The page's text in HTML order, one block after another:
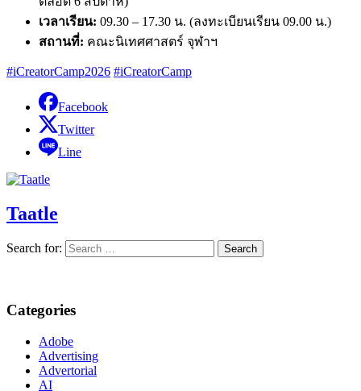
เวลาเรียน: 09.30 – 17.30 น. (ลงทะเบียนเรียน 09.00 น.)
สถานที่: คณะนิเทศศาสตร์ จุฬาฯ
#iCreatorCamp2026 #iCreatorCamp
Facebook
Twitter
Line
Taatle
Search for:
Categories
Adobe
Advertising
Advertorial
AI